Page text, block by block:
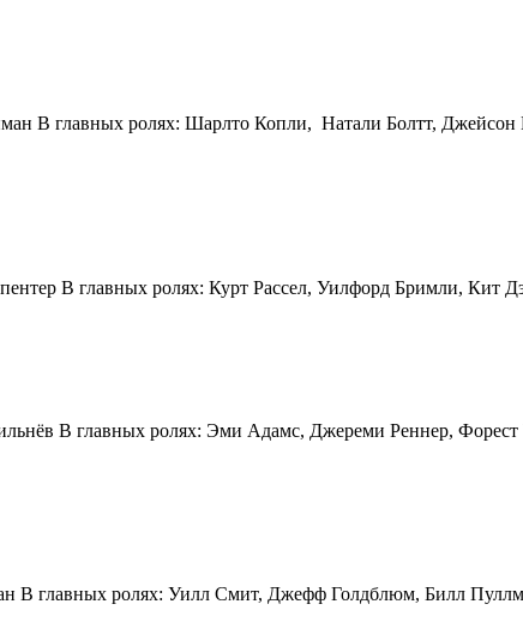
В главных ролях: Шарлто Копли, Натали Болтт,
В главных ролях: Курт Рассел, Уилфорд Бримли, Кит
В главных ролях: Эми Адамс, Джереми Реннер,
В главных ролях: Уилл Смит, Джефф Голдблюм, Билл